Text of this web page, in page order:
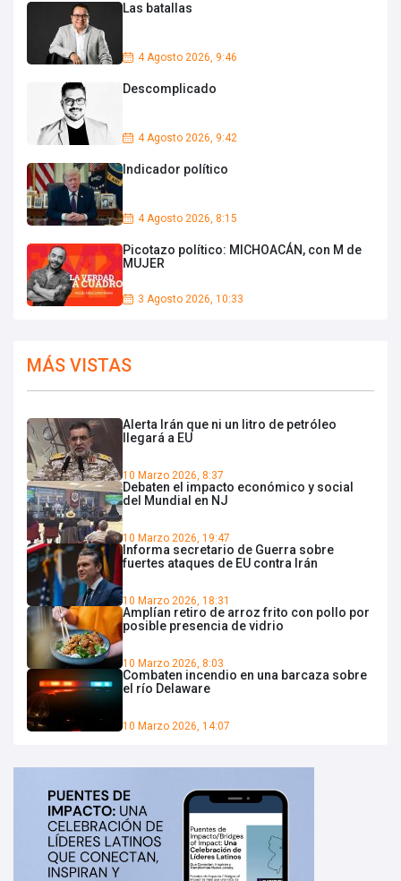
Las batallas
4 Agosto 2026, 9:46
Descomplicado
4 Agosto 2026, 9:42
Indicador político
4 Agosto 2026, 8:15
Picotazo político: MICHOACÁN, con M de
MUJER
3 Agosto 2026, 10:33
MÁS VISTAS
Alerta Irán que ni un litro de petróleo
llegará a EU
10 Marzo 2026, 8:37
Debaten el impacto económico y social
del Mundial en NJ
10 Marzo 2026, 19:47
Informa secretario de Guerra sobre
fuertes ataques de EU contra Irán
10 Marzo 2026, 18:31
Amplían retiro de arroz frito con pollo por
posible presencia de vidrio
10 Marzo 2026, 8:03
Combaten incendio en una barcaza sobre
el río Delaware
10 Marzo 2026, 14:07